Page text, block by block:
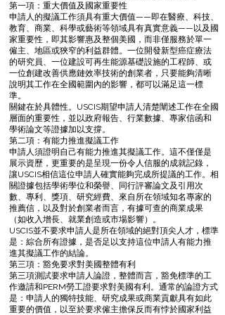
第一項：重大價值及國家重要性
申請人的擬議工作須具有重大價值——即在醫療、科技、
教育、商業、科學或藝術等領域具有真實意義——以及國
家重要性，即其影響惠及整個美國，而非僅服務於單一
僱主、地區或狹窄的利益群體。一位開發新型癌症療法
的研究員、一位建設可再生能源基礎設施的工程師、或
一位創建改善供應鏈效率技術的創業者，只要能夠清晰
說明其工作在全國範圍內的影響，都可以滿足這一標
準。
關鍵在於具體性。USCIS期望申請人清楚闡述工作在全國
層面的重要性，並以政府報告、行業數據、專家信函和
學術論文等證據加以支撐。
第二項：有能力推進擬議工作
申請人須證明自己有能力推進其擬議工作。這不僅僅是
展示資歷，更重要的是呈現一份令人信服的成就記錄，
讓USCIS相信這位申請人確實能夠完成所提議的工作。相
關證據包括學術學位和榮譽、同行評審論文及引用次
數、專利、獎項、研究經費、來自所在領域知名專家的
推薦信，以及對於創業者而言，有據可查的商業成果
（如收入增長、就業創造或市場影響）。
USCIS並不要求申請人是所在領域的絕對頂尖人才，標準
是：綜合所有證據，是否足以支持這位申請人有能力推
進其擬議工作的結論。
第三項：豁免要求對美國整體有利
第三項測試要求申請人論證，整體而言，豁免標準的工
作邀請和PERM勞工證要求對美國有利。通常的論證方式
是：申請人的獨特技能、研究成果或商業貢獻具有如此
重要的價值，以至於要求僱主擔保反而有悖於國家利益